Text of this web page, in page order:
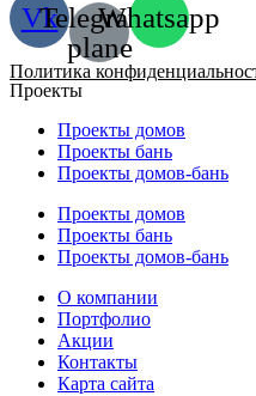
VkTelegram-
plane
Whatsapp
Политика
Проекты
Проекты домов
Проекты бань
Проекты домов-бань
Проекты домов
Проекты бань
Проекты домов-бань
О компании
Портфолио
Акции
Контакты
Карта сайта